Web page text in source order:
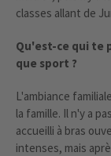
classes allant de
Qu'est-ce qui te
que sport ?
L'ambiance
la famille. Il n'y a
accueilli à bras
intenses, mais